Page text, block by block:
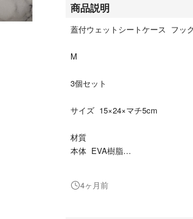
商品説明
蓋付ウェットシートケース フッ
M
3個セット
サイズ 15×24×マチ5cm
材質
本体 EVA樹脂
フック穴付で収納に便利
4ヶ月前